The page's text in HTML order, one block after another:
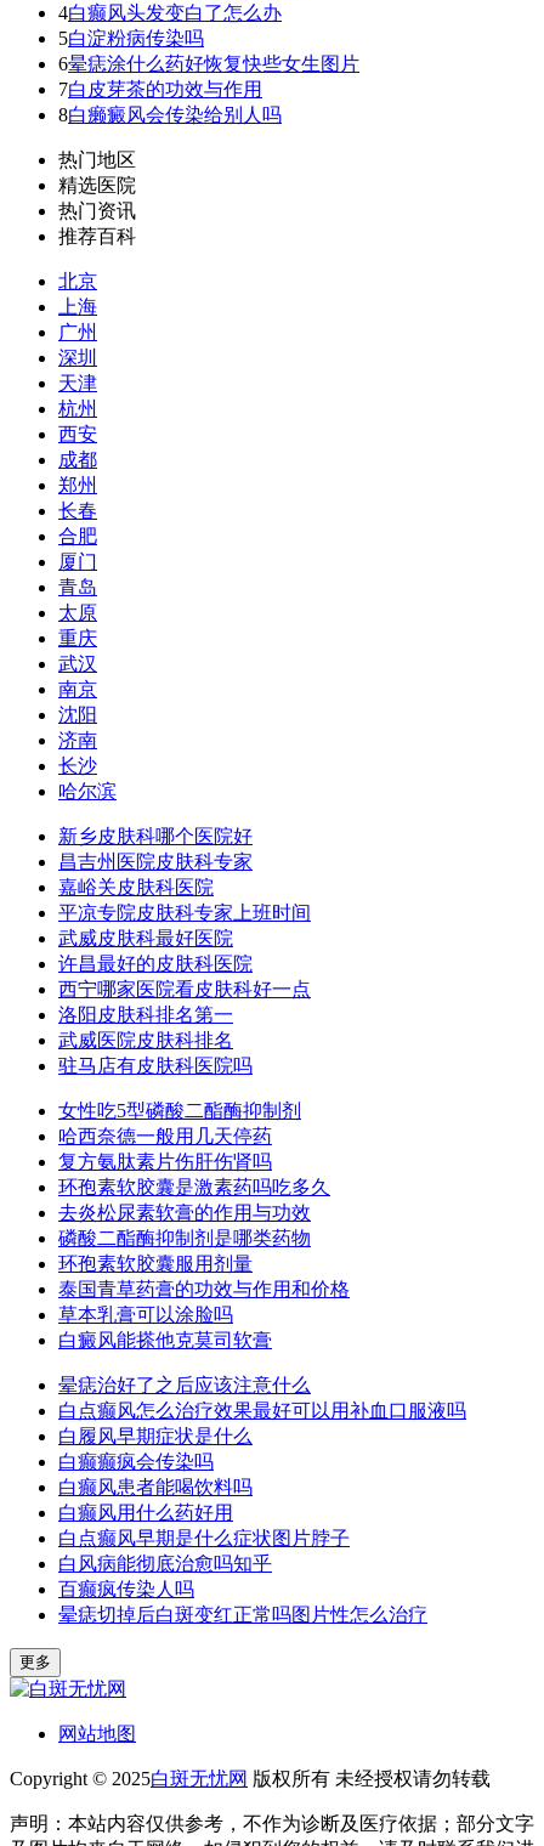
4白癫风头发变白了怎么办
5白淀粉病传染吗
6晕痣涂什么药好恢复快些女生图片
7白皮芽茶的功效与作用
8白癞癜风会传染给别人吗
热门地区
精选医院
热门资讯
推荐百科
北京
上海
广州
深圳
天津
杭州
西安
成都
郑州
长春
合肥
厦门
青岛
太原
重庆
武汉
南京
沈阳
济南
长沙
哈尔滨
新乡皮肤科哪个医院好
昌吉州医院皮肤科专家
嘉峪关皮肤科医院
平凉专院皮肤科专家上班时间
武威皮肤科最好医院
许昌最好的皮肤科医院
西宁哪家医院看皮肤科好一点
洛阳皮肤科排名第一
武威医院皮肤科排名
驻马店有皮肤科医院吗
女性吃5型磷酸二酯酶抑制剂
哈西奈德一般用几天停药
复方氨肽素片伤肝伤肾吗
环孢素软胶囊是激素药吗吃多久
去炎松尿素软膏的作用与功效
磷酸二酯酶抑制剂是哪类药物
环孢素软胶囊服用剂量
泰国青草药膏的功效与作用和价格
草本乳膏可以涂脸吗
白癜风能搽他克莫司软膏
晕痣治好了之后应该注意什么
白点癫风怎么治疗效果最好可以用补血口服液吗
白履风早期症状是什么
白癫癫疯会传染吗
白癫风患者能喝饮料吗
白癫风用什么药好用
白点癫风早期是什么症状图片脖子
白风病能彻底治愈吗知乎
百癫疯传染人吗
晕痣切掉后白斑变红正常吗图片性怎么治疗
更多
网站地图
Copyright © 2025白斑无忧网 版权所有 未经授权请勿转载
声明：本站内容仅供参考，不作为诊断及医疗依据；部分文字